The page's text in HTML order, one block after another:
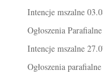
Intencje mszalne
Ogłoszenia
Intencje mszalne
Ogłoszenia